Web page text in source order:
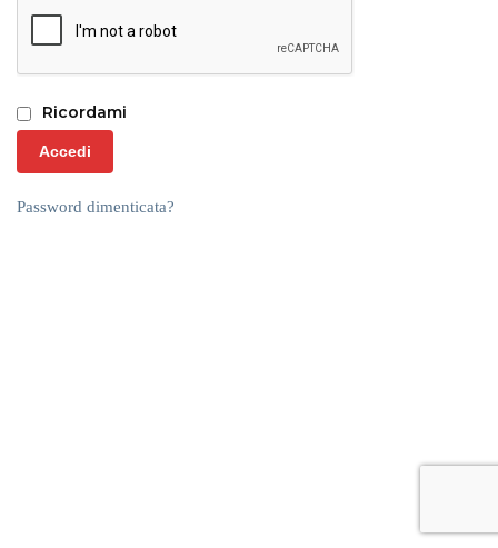
Ricordami
Accedi
Password dimenticata?